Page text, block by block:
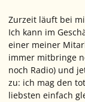
Zurzeit läuft bei
Ich kann im
einer meiner
immer mitbringe
noch Radio) und
zu: ich mag den
liebsten einfach